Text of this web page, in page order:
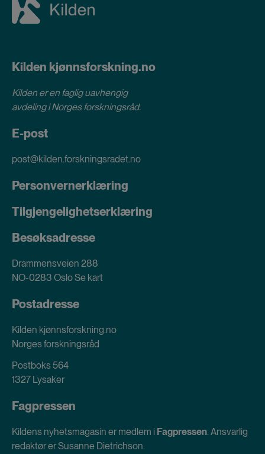
Kilden kjønnsforskning.no
Kilden er en faglig uavhengig
avdeling iNorges forskningsråd.
E-post
post@kilden.forskningsradet.no
Personvernerklæring
Tilgjengelighetserklæring
Besøksadresse
Drammensveien 288
NO-0283 OsloSe kart
Postadresse
Kilden kjønnsforskning.no
Norges forskningsråd
Postboks 564
1327 Lysaker
Fagpressen
Kildens nyhetsmagasin er medlem i Fagpressen. Ansvarlig
redaktør er Susanne Dietrichson.